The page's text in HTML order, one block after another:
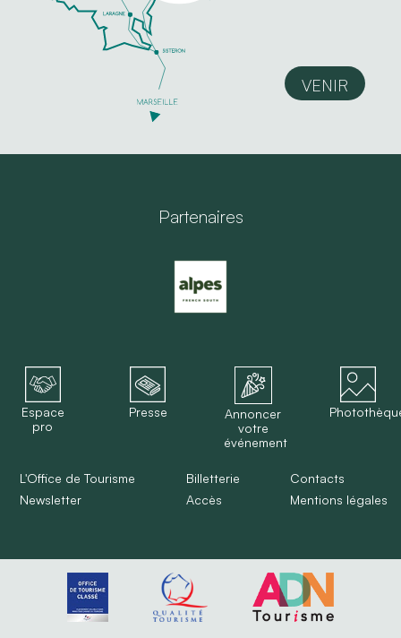
VENIR
Partenaires
Espace
pro
Presse
Annoncer
votre
événement
L'Office de Tourisme
Newsletter
Billetterie
Accès
Contacts
Mentions légales